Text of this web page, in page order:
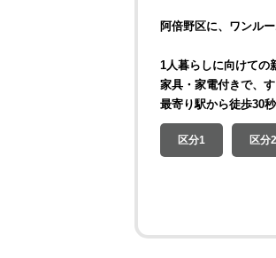
阿倍野区に、ワンル
1人暮らしに向けての
家具・家電付きで、
最寄り駅から徒歩30
区分1 区分2